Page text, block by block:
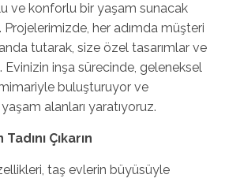
ve konforlu bir yaşam sunacak
Projelerimizde, her adımda müşteri
tutarak, size özel tasarımlar ve
inşa sürecinde, geleneksel
buluşturuyor ve
alanları yaratıyoruz.
Çıkarın
taş evlerin büyüsüyle